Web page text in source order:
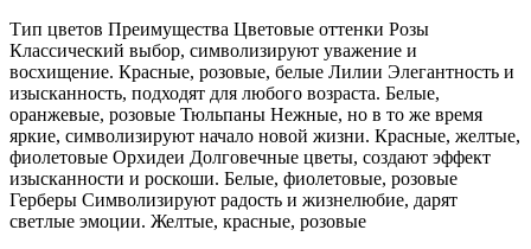
Тип цветов Преимущества Цветовые оттенки Розы
Классический выбор, символизируют уважение и
восхищение. Красные, розовые, белые Лилии Элегантность и
изысканность, подходят для любого возраста. Белые,
оранжевые, розовые Тюльпаны Нежные, но в то же время
яркие, символизируют начало новой жизни. Красные, желтые,
фиолетовые Орхидеи Долговечные цветы, создают эффект
изысканности и роскоши. Белые, фиолетовые, розовые
Герберы Символизируют радость и жизнелюбие, дарят
светлые эмоции. Желтые, красные, розовые